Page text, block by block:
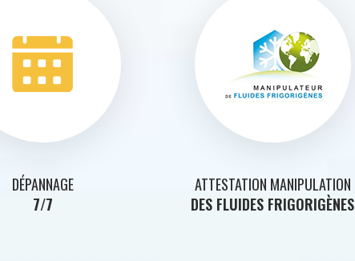
DÉPANNAGE
7/7
ATTESTATION MANIPULATION
DES FLUIDES FRIGORIGÈNES